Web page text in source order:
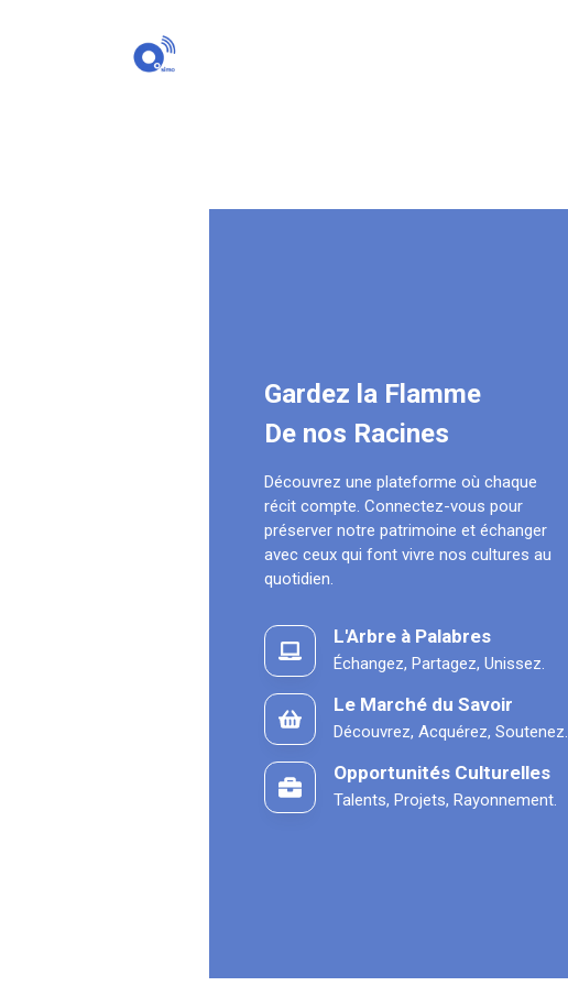
Gardez la Flamme
De nos Racines
Découvrez une plateforme où chaque
récit compte. Connectez-vous pour
préserver notre patrimoine et échanger
avec ceux qui font vivre nos cultures au
quotidien.
L'Arbre à Palabres
Échangez, Partagez, Unissez.
Le Marché du Savoir
Découvrez, Acquérez, Soutenez.
Opportunités Culturelles
Talents, Projets, Rayonnement.